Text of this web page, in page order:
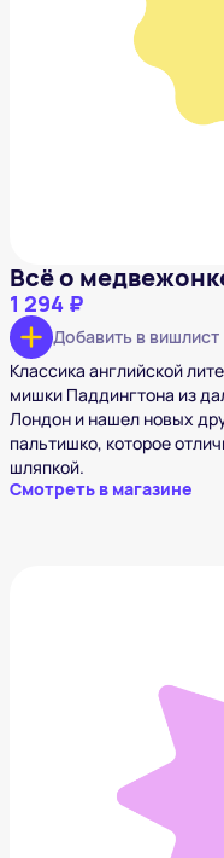
Всё о
Всё о
1 294 ₽
Добавить в вишлист
Классика английской
мишки Паддингтона из
Лондон и нашел новых
пальтишко, которое
шляпкой.
Смотреть в магазине
Когда бабушка